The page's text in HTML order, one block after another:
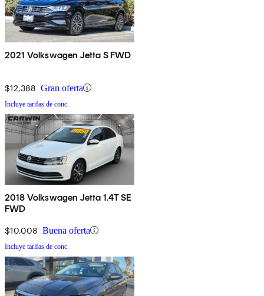
2021 Volkswagen Jetta S FWD
$12,388 Gran oferta
Incluye tarifas de conc.
2018 Volkswagen Jetta 1.4T SE
FWD
$10,008 Buena oferta
Incluye tarifas de conc.